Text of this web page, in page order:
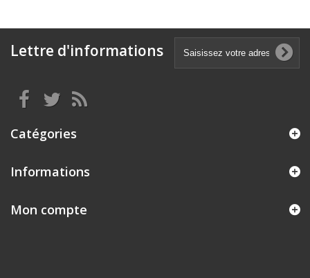
Lettre d'informations
Catégories
Informations
Mon compte